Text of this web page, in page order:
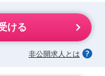
ける
非公開求人とは